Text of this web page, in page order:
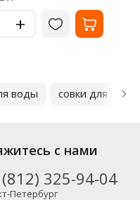
+
воды совки для
с нами
325-94-04
Петербург